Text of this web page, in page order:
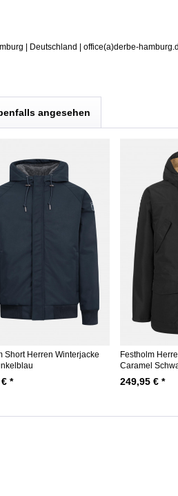
| Deutschland | office(a)derbe-
angesehen
Short Herren Winterjacke
*
Festholm
Caramel
249,95 € *